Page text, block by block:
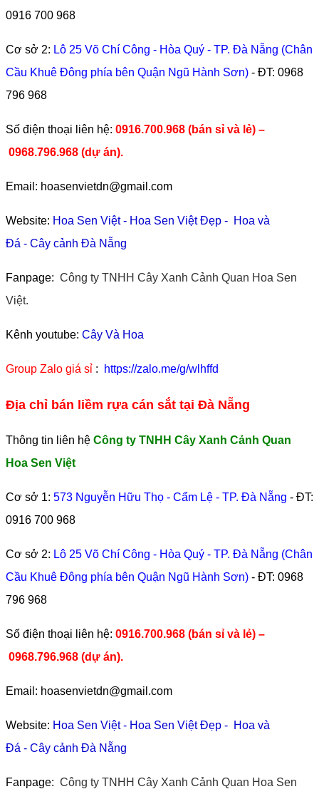
0916 700 968
Cơ sở 2: Lô 25 Võ Chí Công - Hòa Quý - TP. Đà Nẵng (Chân
Cầu Khuê Đông phía bên Quận Ngũ Hành Sơn) - ĐT: 0968
796 968
​Số điện thoại liên hệ: 0916.700.968 (bán sỉ và lẻ) –
0968.796.968 (dự án).
Email: hoasenvietdn@gmail.com
Website: Hoa Sen Việt- Hoa Sen Việt Đẹp - Hoa và
Đá - Cây cảnh Đà Nẵng
Fanpage: Công ty TNHH Cây Xanh Cảnh Quan Hoa Sen
Việt.
Kênh youtube: Cây Và Hoa
Group Zalo giá sỉ : https://zalo.me/g/wlhffd
Địa chỉ bán liềm rựa cán sắt tại Đà Nẵng
Thông tin liên hệ Công ty TNHH Cây Xanh Cảnh Quan
Hoa Sen Việt
Cơ sở 1: 573 Nguyễn Hữu Thọ - Cẩm Lệ - TP. Đà Nẵng - ĐT:
0916 700 968
Cơ sở 2: Lô 25 Võ Chí Công - Hòa Quý - TP. Đà Nẵng (Chân
Cầu Khuê Đông phía bên Quận Ngũ Hành Sơn) - ĐT: 0968
796 968
​Số điện thoại liên hệ: 0916.700.968 (bán sỉ và lẻ) –
0968.796.968 (dự án).
Email: hoasenvietdn@gmail.com
Website: Hoa Sen Việt- Hoa Sen Việt Đẹp - Hoa và
Đá - Cây cảnh Đà Nẵng
Fanpage: Công ty TNHH Cây Xanh Cảnh Quan Hoa Sen